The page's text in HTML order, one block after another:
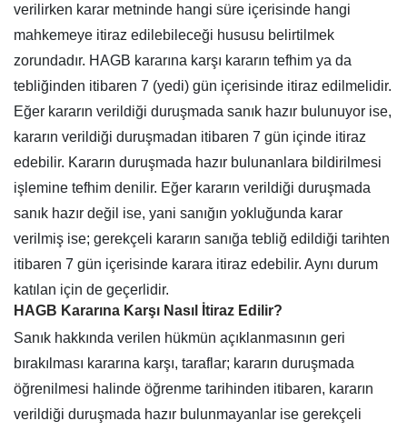
verilirken karar metninde hangi süre içerisinde hangi
mahkemeye itiraz edilebileceği hususu belirtilmek
zorundadır. HAGB kararına karşı kararın tefhim ya da
tebliğinden itibaren 7 (yedi) gün içerisinde itiraz edilmelidir.
Eğer kararın verildiği duruşmada sanık hazır bulunuyor ise,
kararın verildiği duruşmadan itibaren 7 gün içinde itiraz
edebilir. Kararın duruşmada hazır bulunanlara bildirilmesi
işlemine tefhim denilir. Eğer kararın verildiği duruşmada
sanık hazır değil ise, yani sanığın yokluğunda karar
verilmiş ise; gerekçeli kararın sanığa tebliğ edildiği tarihten
itibaren 7 gün içerisinde karara itiraz edebilir. Aynı durum
katılan için de geçerlidir.
HAGB Kararına Karşı Nasıl İtiraz Edilir?
Sanık hakkında verilen hükmün açıklanmasının geri
bırakılması kararına karşı, taraflar; kararın duruşmada
öğrenilmesi halinde öğrenme tarihinden itibaren, kararın
verildiği duruşmada hazır bulunmayanlar ise gerekçeli